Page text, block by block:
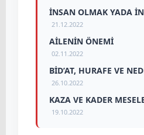
İNSAN OLMAK YADA
21.12.2022
AİLENİN ÖNEMİ
02.11.2022
BİD’AT, HURAFE VE
26.10.2022
KAZA VE KADER
19.10.2022